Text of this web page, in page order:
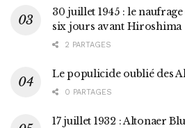
30 juillet 1945 : le
six jours avant Hiroshima
2 PARTAGES
Le populicide oublié des
0 PARTAGES
17 juillet 1932 : Altonaer